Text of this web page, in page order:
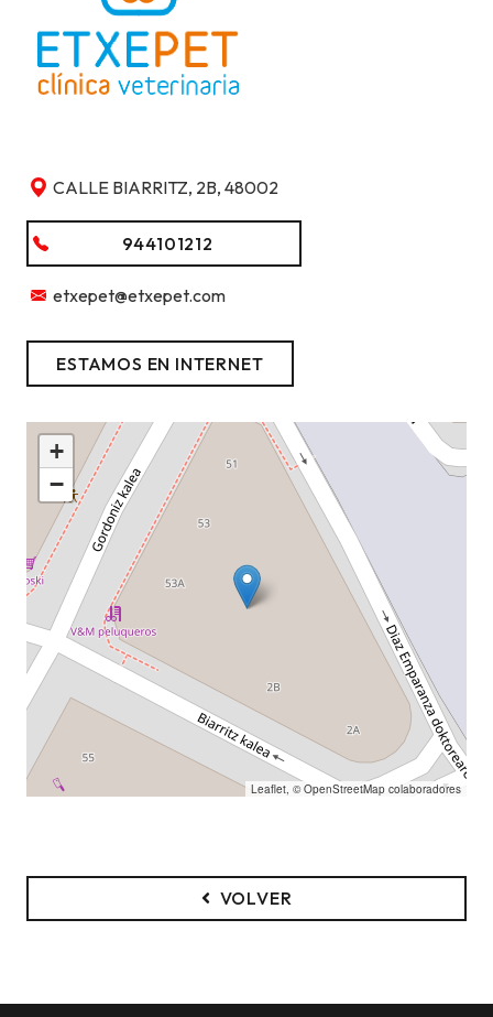
CALLE BIARRITZ, 2B, 48002
944101212
etxepet@etxepet.com
ESTAMOS EN INTERNET
+
−
Leaflet , © OpenStreetMap colaboradores
VOLVER